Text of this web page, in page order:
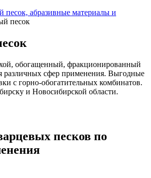
песок, абразивные материалы и
песок
обогащенный, фракционированный
различных сфер применения. Выгодные
с горно-обогатительных комбинатов.
и Новосибирской области.
песков по